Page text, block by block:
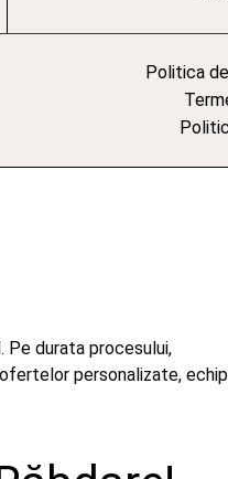
Politica
Pe durata procesului,
personalizate,